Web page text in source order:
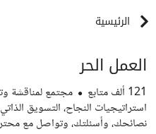
الرئيسية
العمل الحر
121 ألف متابع
مجتمع لمناقشة
استراتيجيات النجاح، التسويق
نصائحك، وأسئلتك، وتواصل مع